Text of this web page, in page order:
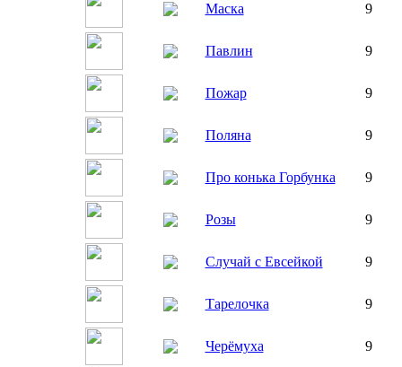
Маска 9
Павлин 9
Пожар 9
Поляна 9
Про конька Горбунка 9
Розы 9
Случай с Евсейкой 9
Тарелочка 9
Черёмуха 9